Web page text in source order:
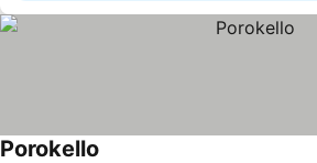
Porokello